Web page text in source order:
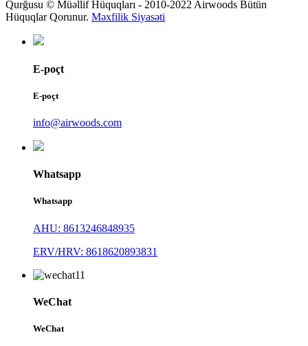
Qurğusu © Müəllif Hüquqları - 2010-2022 Airwoods Bütün
Hüquqlar Qorunur. Məxfilik Siyasəti
E-poçt
E-poçt
info@airwoods.com
Whatsapp
Whatsapp
AHU: 8613246848935
ERV/HRV: 8618620893831
WeChat
WeChat